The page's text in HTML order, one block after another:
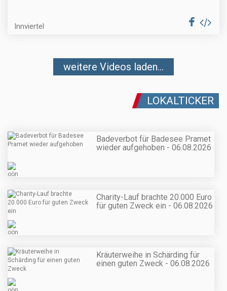
Innviertel
weitere Videos laden...
LOKALTICKER
Badeverbot für Badesee Pramet
wieder aufgehoben - 06.08.2026
Charity-Lauf brachte 20.000 Euro
für guten Zweck ein - 06.08.2026
Kräuterweihe in Schärding für
einen guten Zweck - 06.08.2026